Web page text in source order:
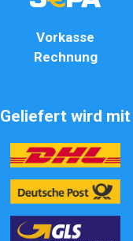
Vorkasse
Rechnung
Geliefert wird mit